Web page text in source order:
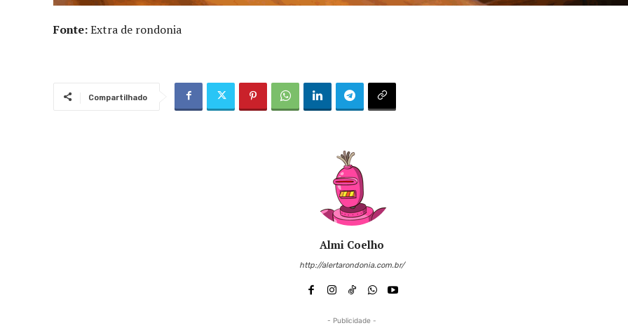
Fonte:Extra de rondonia
Compartilhado
Almi Coelho
http://alertarondonia.com.br/
- Publicidade -